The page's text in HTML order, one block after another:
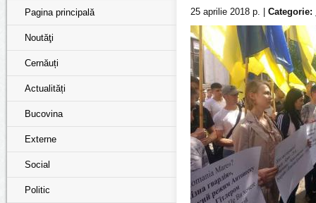
Pagina principală
Noutăţi
Cernăuți
Actualități
Bucovina
Externe
Social
Politic
25 aprilie 2018 р. | Categorie: